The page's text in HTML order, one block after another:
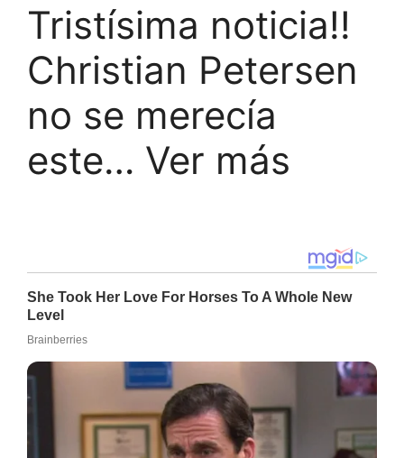
Tristísima noticia!!
Christian Petersen
no se merecía
este… Ver más